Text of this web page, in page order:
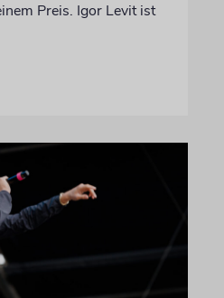
Preis. Igor Levit ist